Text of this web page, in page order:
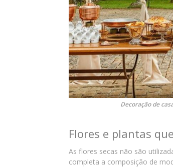
Decoração de
Flores e plantas
As flores secas não são
completa a composição de